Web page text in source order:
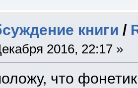
книги /
2016, 22:17 »
что